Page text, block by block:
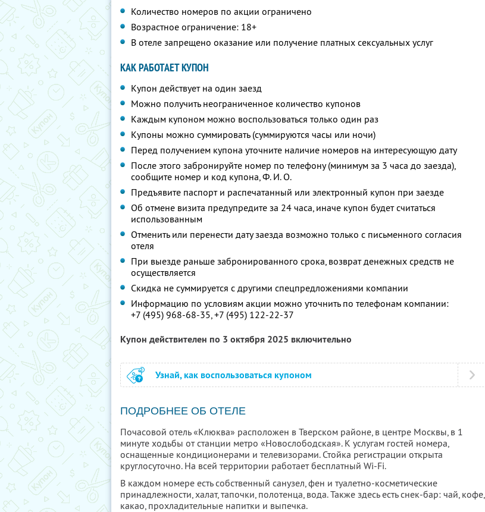
Количество номеров по акции ограничено
Возрастное ограничение: 18+
В отеле запрещено оказание или получение платных сексуальных услуг
КАК РАБОТАЕТ КУПОН
Купон действует на один заезд
Можно получить неограниченное количество купонов
Каждым купоном можно воспользоваться только один раз
Купоны можно суммировать (суммируются часы или ночи)
Перед получением купона уточните наличие номеров на интересующую дату
После этого забронируйте номер по телефону (минимум за 3 часа до заезда),
сообщите номер и код купона, Ф. И. О.
Предъявите паспорт и распечатанный или электронный купон при заезде
Об отмене визита предупредите за 24 часа, иначе купон будет считаться
использованным
Отменить или перенести дату заезда возможно только с письменного согласия
отеля
При выезде раньше забронированного срока, возврат денежных средств не
осуществляется
Скидка не суммируется с другими спецпредложениями компании
Информацию по условиям акции можно уточнить по телефонам компании:
+7 (495) 968-68-35, +7 (495) 122-22-37
Купон действителен по 3 октября 2025 включительно
Узнай, как воспользоваться купоном
ПОДРОБНЕЕ ОБ ОТЕЛЕ
Почасовой отель «Клюква» расположен в Тверском районе, в центре Москвы, в 1
минуте ходьбы от станции метро «Новослободская». К услугам гостей номера,
оснащенные кондиционерами и телевизорами. Стойка регистрации открыта
круглосуточно. На всей территории работает бесплатный Wi-Fi.
В каждом номере есть собственный санузел, фен и туалетно-косметические
принадлежности, халат, тапочки, полотенца, вода. Также здесь есть снек-бар: чай, кофе,
какао, прохладительные напитки и выпечка.